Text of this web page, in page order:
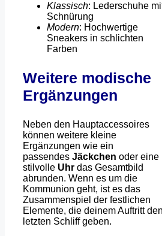
Klassisch: Lederschuhe
Schnürung
Modern: Hochwertige
Sneakers in schlichten
Farben
Weitere modische
Ergänzungen
Neben den Hauptaccessoires
können weitere kleine
Ergänzungen wie ein
passendes Jäckchen oder eine
stilvolle Uhr das Gesamtbild
abrunden. Wenn es um die
Kommunion geht, ist es das
Zusammenspiel der festlichen
Elemente, die deinem Auftritt den
letzten Schliff geben.